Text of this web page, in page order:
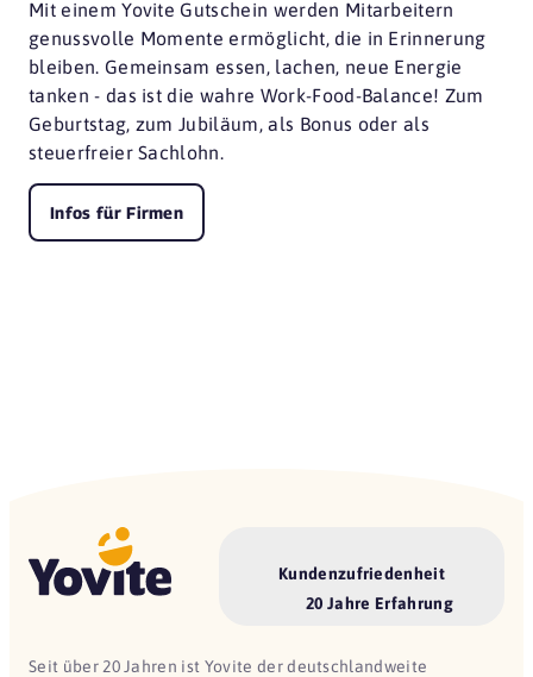
Mit einem Yovite Gutschein werden Mitarbeitern
genussvolle Momente ermöglicht, die in Erinnerung
bleiben. Gemeinsam essen, lachen, neue Energie
tanken - das ist die wahre Work-Food-Balance! Zum
Geburtstag, zum Jubiläum, als Bonus oder als
steuerfreier Sachlohn.
Infos für Firmen
Kundenzufriedenheit
20 Jahre Erfahrung
Seit über 20 Jahren ist Yovite der deutschlandweite